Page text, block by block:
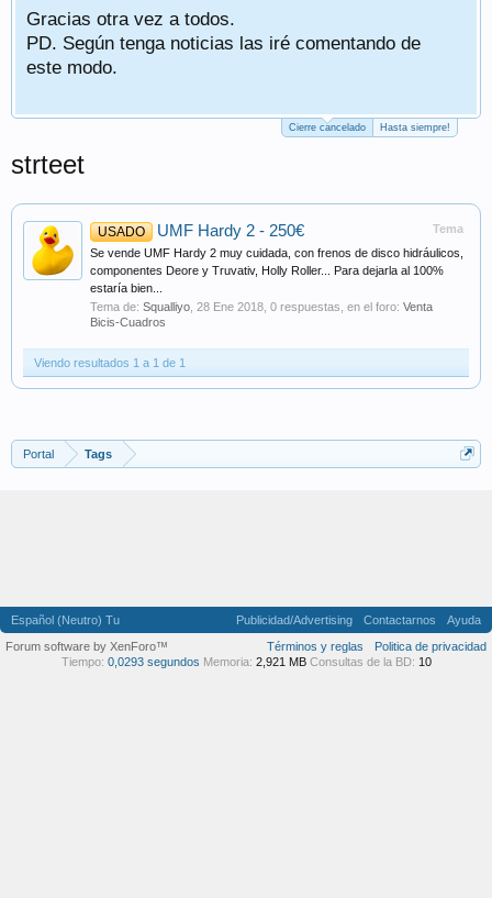
Gracias otra vez a todos.
PD. Según tenga noticias las iré comentando de
este modo.
Cierre cancelado Hasta siempre!
strteet
Tema
USADO UMF Hardy 2 - 250€
Se vende UMF Hardy 2 muy cuidada, con frenos de disco hidráulicos,
componentes Deore y Truvativ, Holly Roller... Para dejarla al 100%
estaría bien...
Tema de: Squalliyo 28 Ene 2018 , 0 respuestas, en el foro: Venta
Bicis-Cuadros
Viendo resultados 1 a 1 de 1
Portal Tags
Español (Neutro) Tu Publicidad/Advertising Contactarnos
Ayuda
Términos y reglas
Politica de privacidad
Forum software by XenForo™
Tiempo: 0,0293 segundos Memoria: 2,921 MB Consultas de la BD: 10